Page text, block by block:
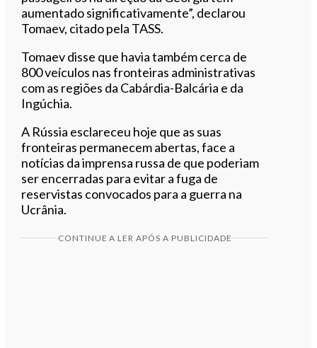
aumentado significativamente”, declarou
Tomaev, citado pela TASS.
Tomaev disse que havia também cerca de
800 veículos nas fronteiras administrativas
com as regiões da Cabárdia-Balcária e da
Ingúchia.
A Rússia esclareceu hoje que as suas
fronteiras permanecem abertas, face a
notícias da imprensa russa de que poderiam
ser encerradas para evitar a fuga de
reservistas convocados para a guerra na
Ucrânia.
CONTINUE A LER APÓS A PUBLICIDADE